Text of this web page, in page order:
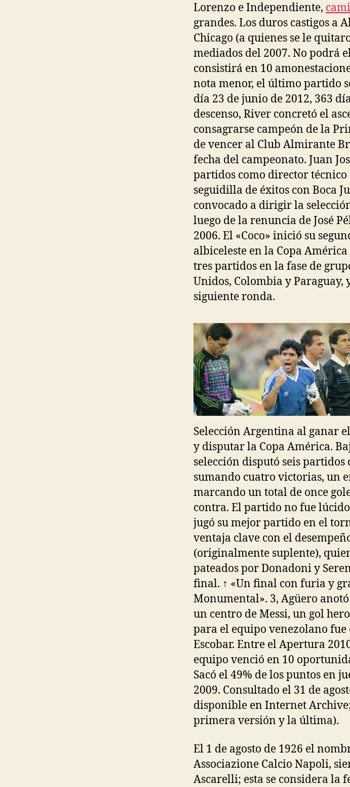
Lorenzo e Independiente,
grandes. Los duros castigos a
Chicago (a quienes se le
mediados del 2007. No podrá
consistirá en 10
nota menor, el último partido
día 23 de junio de 2012, 363
descenso, River concretó el
consagrarse campeón de la
de vencer al Club Almirante
fecha del campeonato. Juan
partidos como director técnico
seguidilla de éxitos con Boca
convocado a dirigir la
luego de la renuncia de José
2006. El «Coco» inició su
albiceleste en la Copa
tres partidos en la fase de
Unidos, Colombia y Paraguay,
siguiente ronda.
Selección Argentina al ganar
y disputar la Copa América.
selección disputó seis partidos
sumando cuatro victorias, un
marcando un total de once
contra. El partido no fue
jugó su mejor partido en el
ventaja clave con el
(originalmente suplente),
pateados por Donadoni y
final. ↑ «Un final con furia y
Monumental». 3, Agüero
un centro de Messi, un gol
para el equipo venezolano
Escobar. Entre el Apertura
equipo venció en 10
Sacó el 49% de los puntos en
2009. Consultado el 31 de
disponible en Internet
primera versión y la última).
El 1 de agosto de 1926 el
Associazione Calcio Napoli,
Ascarelli; esta se considera la